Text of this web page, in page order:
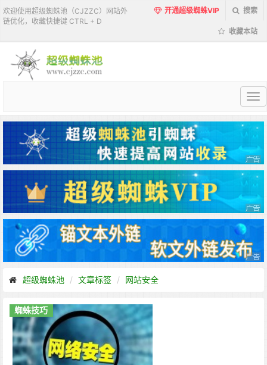
欢迎使用超级蜘蛛池（CJZZC）网站外
链优化，收藏快捷键 CTRL + D
开通超级蜘蛛VIP 搜索
收藏本站
超
蜘
蛛
池
超级蜘蛛池 文章标签 网站安全
蜘蛛技巧